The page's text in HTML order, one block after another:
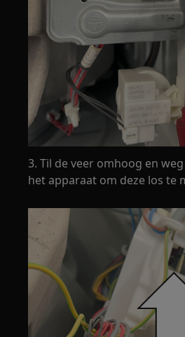
3. Til de veer omhoog en
het apparaat om deze los te